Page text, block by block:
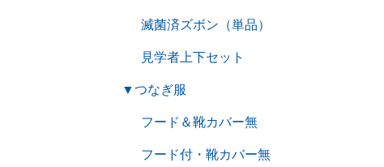
滅菌済ズボン（単品）
見学者上下セット
▼つなぎ服
フード＆靴カバー無
フード付・靴カバー無